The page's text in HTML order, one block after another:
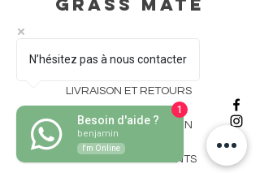
AIDE
LIVRAISON ET RETOURS
POLITIQUE DU MAGASIN
MÉTHODES DE PAIEMENTS
N’hésitez pas à nous contacter
Besoin d'aide ?
benjamin
I'm Online
1